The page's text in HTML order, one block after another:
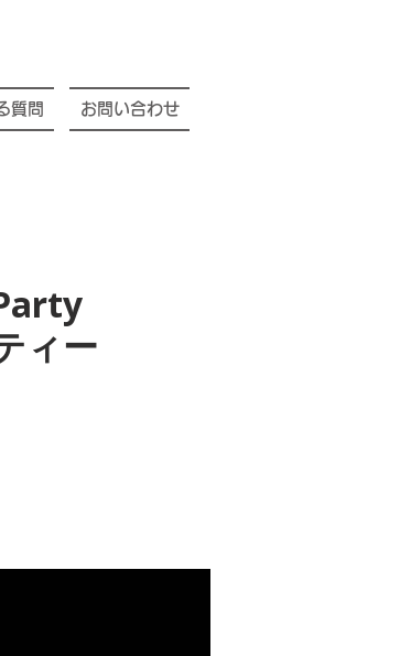
質問 お問い合わせ
ィー